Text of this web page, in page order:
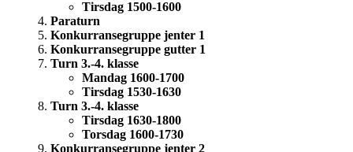
Tirsdag 1500-1600
Paraturn
Konkurransegruppe jenter 1
Konkurransegruppe gutter 1
Turn 3.-4. klasse
Mandag 1600-1700
Tirsdag 1530-1630
Turn 3.-4. klasse
Tirsdag 1630-1800
Torsdag 1600-1730
Konkurransegruppe jenter 2